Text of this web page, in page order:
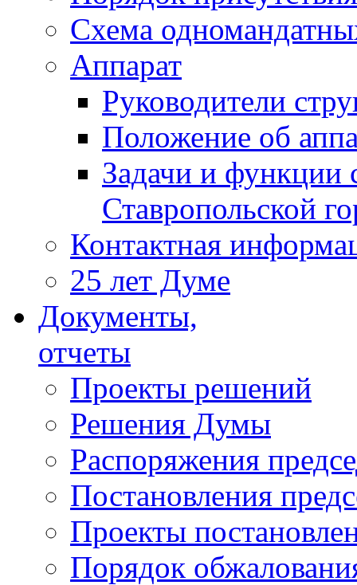
Схема
Аппарат
Руководители
Положение об
Задачи и функции
Ставропольской
Контактная
25 лет Думе
Документы,
отчеты
Проекты решений
Решения Думы
Распоряжения
Постановления
Проекты
Порядок